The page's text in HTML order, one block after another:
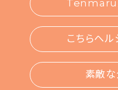
Tenmaru
こちらヘ
素敵